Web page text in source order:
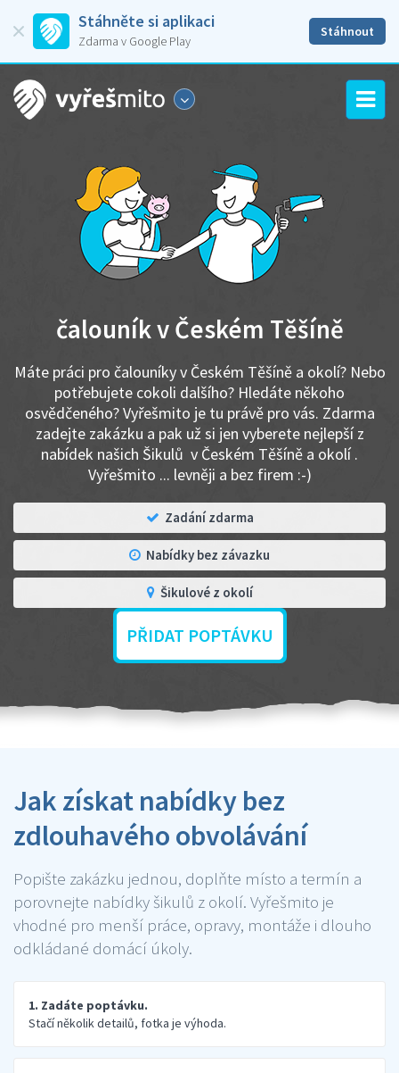
Stáhněte si aplikaci
Zdarma v Google Play
Stáhnout
čalouník v Českém Těšíně
Máte práci pro čalouníky v Českém Těšíně a okolí? Nebo
potřebujete cokoli dalšího? Hledáte někoho
osvědčeného? Vyřešmito je tu právě pro vás. Zdarma
zadejte zakázku a pak už si jen vyberete nejlepší z
nabídek našich Šikulů v Českém Těšíně a okolí .
Vyřešmito ... levněji a bez firem :-)
Zadání zdarma
Nabídky bez závazku
Šikulové z okolí
PŘIDAT POPTÁVKU
Jak získat nabídky bez
zdlouhavého obvolávání
Popište zakázku jednou, doplňte místo a termín a
porovnejte nabídky šikulů z okolí. Vyřešmito je
vhodné pro menší práce, opravy, montáže i dlouho
odkládané domácí úkoly.
1. Zadáte poptávku.
Stačí několik detailů, fotka je výhoda.